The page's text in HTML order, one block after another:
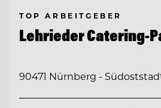
TOP ARBEITGEBER
Lehrieder Catering-
90471 Nürnberg -